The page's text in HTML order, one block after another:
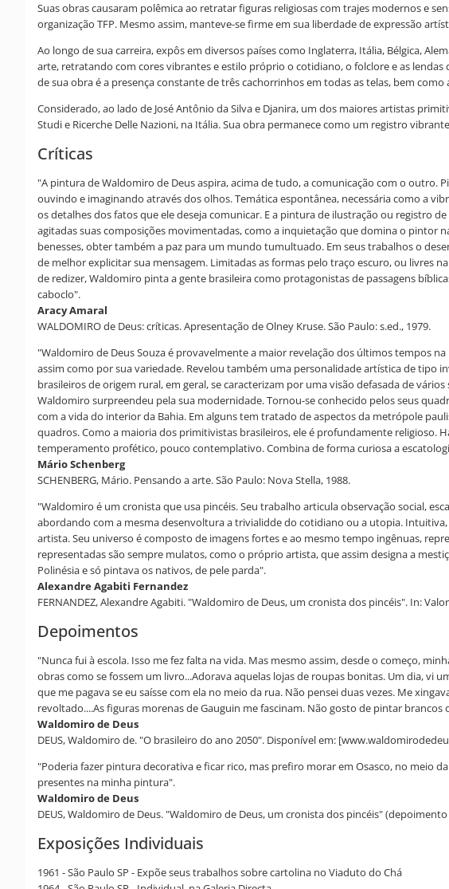
Suas obras causaram polêmica ao retratar figuras religiosas com trajes modernos e
organização TFP. Mesmo assim, manteve-se firme em sua liberdade de expressão
Ao longo de sua carreira, expôs em diversos países como Inglaterra, Itália, Bélgica,
arte, retratando com cores vibrantes e estilo próprio o cotidiano, o folclore e as
de sua obra é a presença constante de três cachorrinhos em todas as telas, bem
Considerado, ao lado de José Antônio da Silva e Djanira, um dos maiores artistas
Studi e Ricerche Delle Nazioni, na Itália. Sua obra permanece como um registro
Críticas
"A pintura de Waldomiro de Deus aspira, acima de tudo, a comunicação com o
ouvindo e imaginando através dos olhos. Temática espontânea, necessária como a
os detalhes dos fatos que ele deseja comunicar. E a pintura de ilustração ou registro
agitadas suas composições movimentadas, como a inquietação que domina o pintor
benesses, obter também a paz para um mundo tumultuado. Em seus trabalhos o
de melhor explicitar sua mensagem. Limitadas as formas pelo traço escuro, ou livres
de redizer, Waldomiro pinta a gente brasileira como protagonistas de passagens
caboclo".
Aracy Amaral
WALDOMIRO de Deus: críticas. Apresentação de Olney Kruse. São Paulo: s.ed., 1979.
"Waldomiro de Deus Souza é provavelmente a maior revelação dos últimos tempos
assim como por sua variedade. Revelou também uma personalidade artística de
brasileiros de origem rural, em geral, se caracterizam por uma visão defasada de
Waldomiro surpreendeu pela sua modernidade. Tornou-se conhecido pelos seus
com a vida do interior da Bahia. Em alguns tem tratado de aspectos da metrópole
quadros. Como a maioria dos primitivistas brasileiros, ele é profundamente religioso.
temperamento profético, pouco contemplativo. Combina de forma curiosa a
Mário Schenberg
SCHENBERG, Mário. Pensando a arte. São Paulo: Nova Stella, 1988.
"Waldomiro é um cronista que usa pincéis. Seu trabalho articula observação social,
abordando com a mesma desenvoltura a trivialidde do cotidiano ou a utopia.
artista. Seu universo é composto de imagens fortes e ao mesmo tempo ingênuas,
representadas são sempre mulatos, como o próprio artista, que assim designa a
Polinésia e só pintava os nativos, de pele parda".
Alexandre Agabiti Fernandez
FERNANDEZ, Alexandre Agabiti. "Waldomiro de Deus, um cronista dos pincéis". In:
Depoimentos
"Nunca fui à escola. Isso me fez falta na vida. Mas mesmo assim, desde o começo,
obras como se fossem um livro...Adorava aquelas lojas de roupas bonitas. Um dia, vi
que me pagava se eu saísse com ela no meio da rua. Não pensei duas vezes. Me
revoltado....As figuras morenas de Gauguin me fascinam. Não gosto de pintar
Waldomiro de Deus
DEUS, Waldomiro de. "O brasileiro do ano 2050". Disponível em:
"Poderia fazer pintura decorativa e ficar rico, mas prefiro morar em Osasco, no meio
presentes na minha pintura".
Waldomiro de Deus
DEUS, Waldomiro de Deus. "Waldomiro de Deus, um cronista dos pincéis"
Exposições Individuais
1961 - São Paulo SP - Expõe seus trabalhos sobre cartolina no Viaduto do Chá